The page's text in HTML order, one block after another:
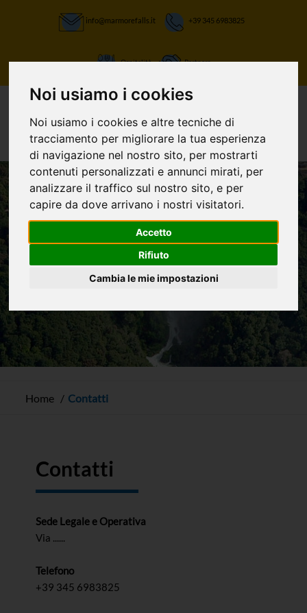
Noi usiamo i cookies
Noi usiamo i cookies e altre tecniche di
tracciamento per migliorare la tua esperienza
di navigazione nel nostro sito, per mostrarti
contenuti personalizzati e annunci mirati, per
analizzare il traffico sul nostro sito, e per
capire da dove arrivano i nostri visitatori.
Accetto
Rifiuto
Cambia le mie impostazioni
info@marmorefalls.it +39 345 6983825
Ospitalità Partners
LASCIATI STUPIRE:
Contatti
Home Contatti
Contatti
Sede Legale e Operativa
Via ......
Telefono
+39 345 6983825